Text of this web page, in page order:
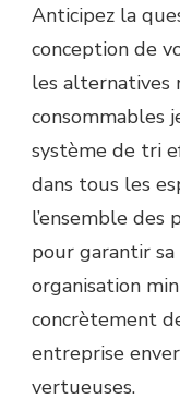
Anticipez la
conception de
les
consommables
système de tri
dans tous les
l’ensemble des
pour garantir
organisation
concrètement
entreprise
vertueuses.